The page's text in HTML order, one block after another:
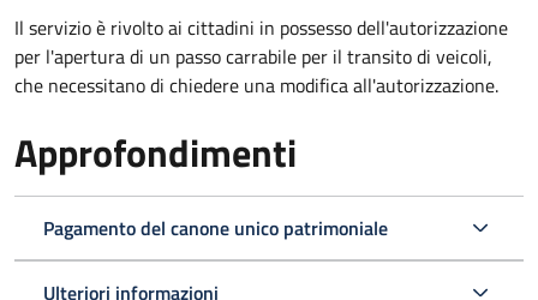
Il servizio è rivolto ai cittadini in possesso dell'autorizzazione
per l'apertura di un passo carrabile per il transito di veicoli,
che necessitano di chiedere una modifica all'autorizzazione.
Approfondimenti
Pagamento del canone unico patrimoniale
Ulteriori informazioni